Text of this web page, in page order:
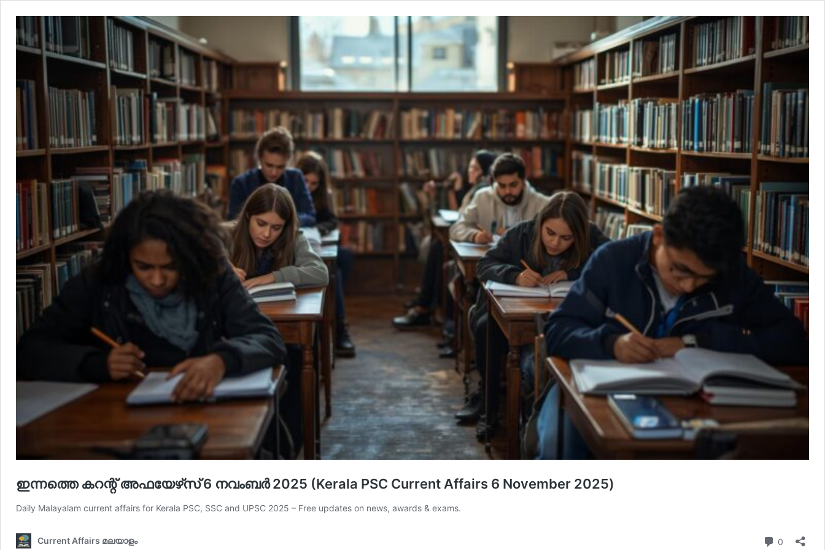
ഇന്നത്തെ കറന്റ് അഫയേഴ്‌സ് 6 നവംബർ 2025 (Kerala PSC Current Affairs 6 November 2025)
Daily Malayalam current affairs for Kerala PSC, SSC and UPSC 2025 – Free updates on news, awards & exams.
Current Affairs മലയാളം 0 Comments